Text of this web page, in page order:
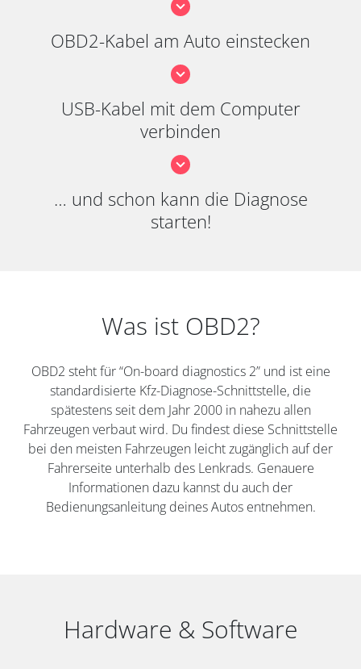
OBD2-Kabel am Auto einstecken
USB-Kabel mit dem Computer
verbinden
… und schon kann die Diagnose
starten!
Was ist OBD2?
OBD2 steht für “On-board diagnostics 2” und ist eine
standardisierte Kfz-Diagnose-Schnittstelle, die
spätestens seit dem Jahr 2000 in nahezu allen
Fahrzeugen verbaut wird. Du findest diese Schnittstelle
bei den meisten Fahrzeugen leicht zugänglich auf der
Fahrerseite unterhalb des Lenkrads. Genauere
Informationen dazu kannst du auch der
Bedienungsanleitung deines Autos entnehmen.
Hardware & Software